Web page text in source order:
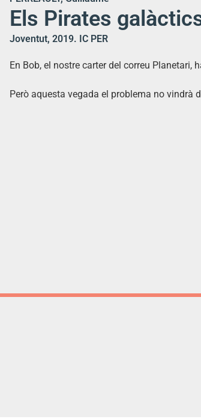
Els Pirates
Joventut, 2019. IC PER
En Bob, el nostre carter del correu
Però aquesta vegada el problema no vindrà